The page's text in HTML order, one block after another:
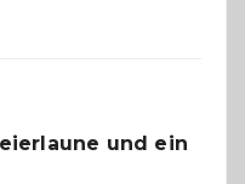
geworden
und ein